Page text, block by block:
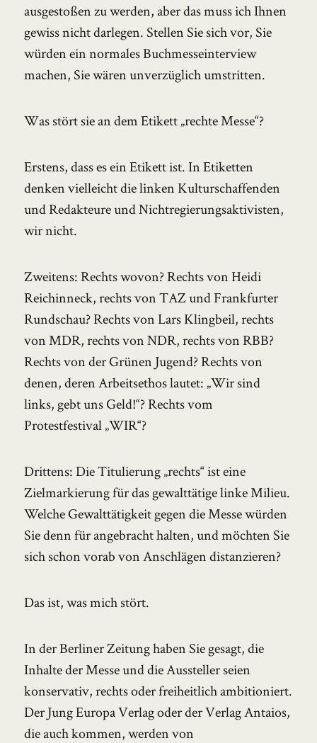
ausgestoßen zu werden, aber das muss ich Ihnen
gewiss nicht darlegen. Stellen Sie sich vor, Sie
würden ein normales Buchmesseinterview
machen, Sie wären unverzüglich umstritten.
Was stört sie an dem Etikett „rechte Messe“?
Erstens, dass es ein Etikett ist. In Etiketten
denken vielleicht die linken Kulturschaffenden
und Redakteure und Nichtregierungsaktivisten,
wir nicht.
Zweitens: Rechts wovon? Rechts von Heidi
Reichinneck, rechts von TAZ und Frankfurter
Rundschau? Rechts von Lars Klingbeil, rechts
von MDR, rechts von NDR, rechts von RBB?
Rechts von der Grünen Jugend? Rechts von
denen, deren Arbeitsethos lautet: „Wir sind
links, gebt uns Geld!“? Rechts vom
Protestfestival „WIR“?
Drittens: Die Titulierung „rechts“ ist eine
Zielmarkierung für das gewalttätige linke Milieu.
Welche Gewalttätigkeit gegen die Messe würden
Sie denn für angebracht halten, und möchten Sie
sich schon vorab von Anschlägen distanzieren?
Das ist, was mich stört.
In der Berliner Zeitung haben Sie gesagt, die
Inhalte der Messe und die Aussteller seien
konservativ, rechts oder freiheitlich ambitioniert.
Der Jung Europa Verlag oder der Verlag Antaios,
die auch kommen, werden von